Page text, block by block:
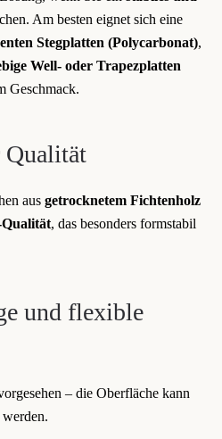
Am besten eignet sich eine
Stegplatten (Polycarbonat),
Well- oder Trapezplatten
Geschmack.
Qualität
aus getrocknetem Fichtenholz
Qualität, das besonders formstabil
und flexible
– die Oberfläche kann